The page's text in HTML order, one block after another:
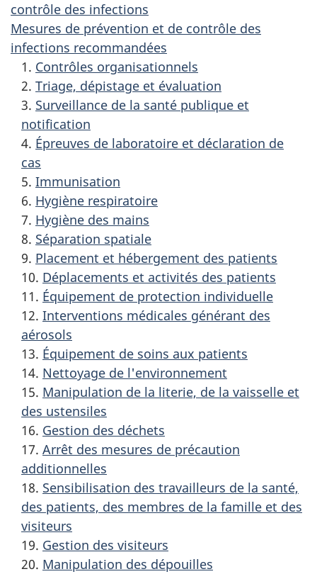
contrôle des infections
Mesures de prévention et de contrôle des
infections recommandées
1. Contrôles organisationnels
2. Triage, dépistage et évaluation
3. Surveillance de la santé publique et
notification
4. Épreuves de laboratoire et déclaration de
cas
5. Immunisation
6. Hygiène respiratoire
7. Hygiène des mains
8. Séparation spatiale
9. Placement et hébergement des patients
10. Déplacements et activités des patients
11. Équipement de protection individuelle
12. Interventions médicales générant des
aérosols
13. Équipement de soins aux patients
14. Nettoyage de l'environnement
15. Manipulation de la literie, de la vaisselle et
des ustensiles
16. Gestion des déchets
17. Arrêt des mesures de précaution
additionnelles
18. Sensibilisation des travailleurs de la santé,
des patients, des membres de la famille et des
visiteurs
19. Gestion des visiteurs
20. Manipulation des dépouilles